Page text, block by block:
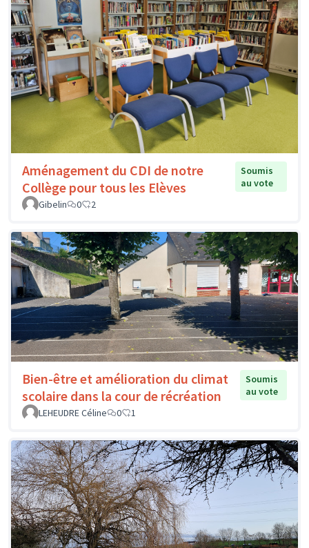
Aménagement du CDI de notre
Collège pour tous les Elèves
Soumis
au vote
Gibelin
0 2
Bien-être et amélioration du climat
scolaire dans la cour de récréation
Soumis
au vote
LEHEUDRE Céline
0 1